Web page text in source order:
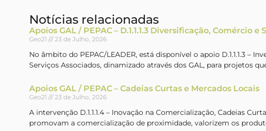
Notícias relacionadas
Apoios GAL / PEPAC – D.1.1.1.3 Diversificação, Comércio e
Geo21 23 de Julho, 2026
No âmbito do PEPAC/LEADER, está disponível o apoio D.1.1.1.3 –
Serviços Associados, dinamizado através dos GAL, para projetos
Apoios GAL / PEPAC – Cadeias Curtas e Mercados Locais
Geo21 23 de Julho, 2026
A intervenção D.1.1.1.4 – Inovação na Comercialização, Cadeias
promovam a comercialização de proximidade, valorizem os